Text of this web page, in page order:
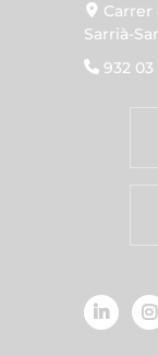
Carrer
Sarrià-
932 03